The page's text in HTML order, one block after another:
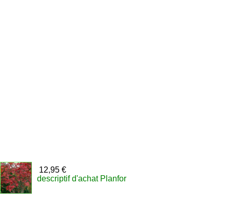
12,95 €
descriptif d'achat Planfor